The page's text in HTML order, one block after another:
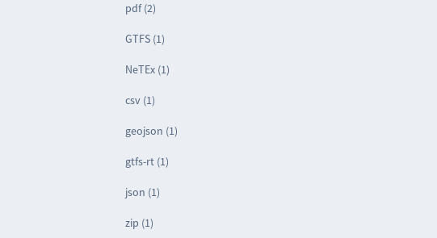
pdf (2)
GTFS (1)
NeTEx (1)
csv (1)
geojson (1)
gtfs-rt (1)
json (1)
zip (1)